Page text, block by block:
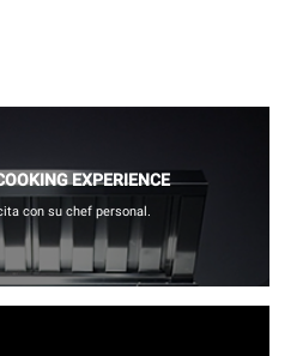
EXPERIENCE
con su chef personal.